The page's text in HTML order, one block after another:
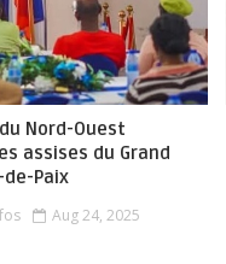
Nord-Ouest
assises du Grand
de-Paix
Aug 24, 2025